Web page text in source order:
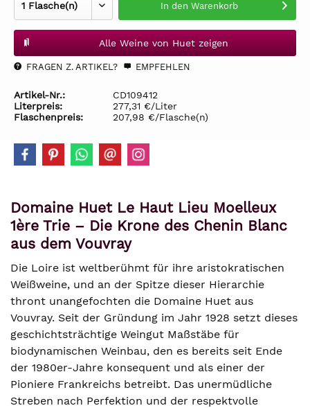
In den Warenkorb
Alle Weine von Huet zeigen
FRAGEN Z. ARTIKEL? EMPFEHLEN
Artikel-Nr.:
CD109412
Literpreis:
277,31 €/Liter
Flaschenpreis:
207,98 €/Flasche(n)
Domaine Huet Le Haut Lieu Moelleux
1ère Trie – Die Krone des Chenin Blanc
aus dem Vouvray
Die Loire ist weltberühmt für ihre aristokratischen
Weißweine, und an der Spitze dieser Hierarchie
thront unangefochten die Domaine Huet aus
Vouvray. Seit der Gründung im Jahr 1928 setzt dieses
geschichtsträchtige Weingut Maßstäbe für
biodynamischen Weinbau, den es bereits seit Ende
der 1980er-Jahre konsequent und als einer der
Pioniere Frankreichs betreibt. Das unermüdliche
Streben nach Perfektion und der respektvolle